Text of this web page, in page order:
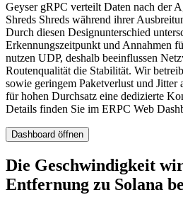
Geyser gRPC verteilt Daten nach der
Shreds Shreds während ihrer
Durch diesen Designunterschied
Erkennungszeitpunkt und Annahmen
nutzen UDP, deshalb beeinflussen
Routenqualität die Stabilität. Wir
sowie geringem Paketverlust und Jitter
für hohen Durchsatz eine dedizierte
Details finden Sie im ERPC Web
Dashboard öffnen
Die Geschwindigkeit
Entfernung zu Solana